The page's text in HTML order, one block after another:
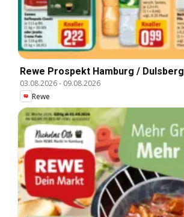
Rewe Prospekt Hamburg / Dulsberg
03.08.2026- 09.08.2026
Rewe